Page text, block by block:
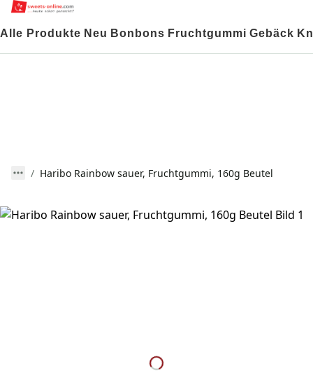
Alle Produkte Neu Bonbons Fruchtgummi Gebäck
Haribo Rainbow sauer, Fruchtgummi, 160g Beutel